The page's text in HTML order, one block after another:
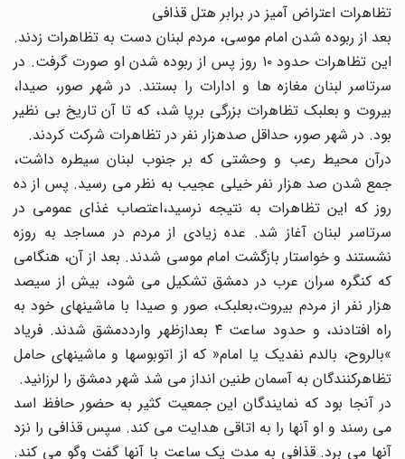
تظاهرات اعتراض آمیز در برابر هتل قذافى
بعد از ربوده شدن امام موسى، مردم لبنان دست به تظاهرات زدند.
این تظاهرات حدود ۱۰ روز پس از ربوده شدن او صورت گرفت. در
سرتاسر لبنان مغازه ها و ادارات را بستند. در شهر صور، صیدا،
بیروت و بعلبک تظاهرات بزرگى برپا شد، که تا آن تاریخ بى نظیر
بود. در شهر صور، حداقل صدهزار نفر در تظاهرات شرکت کردند.
درآن محیط رعب و وحشتى که بر جنوب لبنان سیطره داشت،
جمع شدن صد هزار نفر خیلى عجیب به نظر مى رسید. پس از ده
روز که این تظاهرات به نتیجه نرسید،اعتصاب غذاى عمومى در
سرتاسر لبنان آغاز شد. عده زیادى از مردم در مساجد به روزه
نشستند و خواستار بازگشت امام موسى شدند. بعد از آن، هنگامى
که کنگره سران عرب در دمشق تشکیل مى شود، بیش از سیصد
هزار نفر از مردم بیروت،بعلبک، صور و صیدا با ماشینهاى خود به
راه افتادند، و حدود ساعت ۴ بعدازظهر وارددمشق شدند. فریاد
»بالروح، بالدم نفدیک یا امام« که از اتوبوسها و ماشینهاى حامل
تظاهرکنندگان به آسمان طنین انداز مى شد شهر دمشق را لرزانید.
در آنجا بود که نمایندگان این جمعیت کثیر به حضور حافظ اسد
مى رسند و او آنها را به اتاقى هدایت مى کند. سپس قذافى را نزد
آنها مى برد. قذافى به مدت یک ساعت با آنها گفت وگو مى کند.